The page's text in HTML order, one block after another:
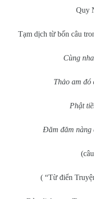
Quy
Tạm dịch từ bốn câu
Cùng
Thảo am đó
Phật
Đăm đăm nàng
( “Từ điển